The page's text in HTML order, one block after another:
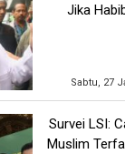
Jika
Sabtu, 27
Survei LSI:
Muslim